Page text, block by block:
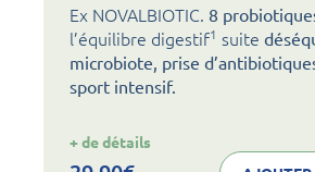
Ex NOVALBIOTIC. 8
l’équilibre digestif1 suite
microbiote, prise
sport intensif.
+ de détails
transit